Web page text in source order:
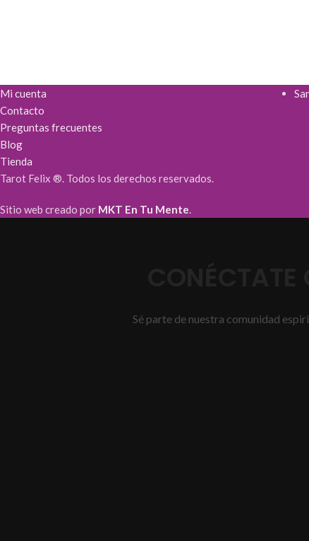
Mi cuenta
Contacto
Preguntas frecuentes
Blog
Tienda
Tarot Felix ®. Todos los derechos reservados.
Sitio web creado por MKT En Tu Mente
Sé parte de nuestra comunidad